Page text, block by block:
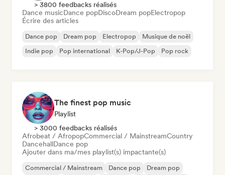
> 3800 feedbacks réalisés
Dance musicDance popDiscoDream popElectropop
Écrire des articles
Dance pop Dream pop Electropop
Musique de noël
Indie pop
Pop international K-Pop/J-Pop Pop rock
The finest pop music
Playlist
> 3000 feedbacks réalisés
Afrobeat / AfropopCommercial / MainstreamCountry
DancehallDance pop
Ajouter dans ma/mes playlist(s) impactante(s)
Commercial / Mainstream Dance pop
Dream pop